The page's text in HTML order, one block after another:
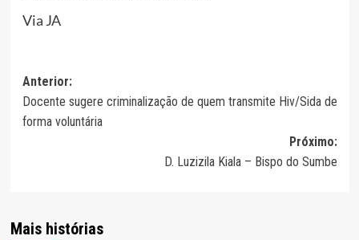
Via JA
Navegação
de
Anterior:
Docente sugere criminalização de quem transmite Hiv/Sida de
forma voluntária
Próximo:
D. Luzizila Kiala – Bispo do Sumbe
Mais histórias